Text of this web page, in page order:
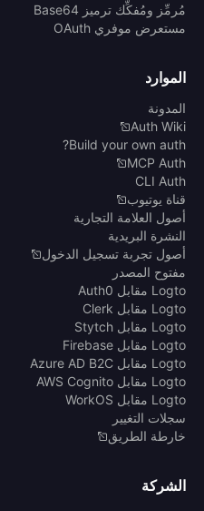
مُرمِّز ومُفكِّك ترميز Base64
مستعرض موفري OAuth
الموارد
المدونة
Auth Wiki
Build your own auth?
MCP Auth
CLI Auth
قناة يوتيوب
أصول العلامة التجارية
النشرة البريدية
أصول تجربة تسجيل الدخول
مفتوح المصدر
Logto مقابل Auth0
Logto مقابل Clerk
Logto مقابل Stytch
Logto مقابل Firebase
Logto مقابل Azure AD B2C
Logto مقابل AWS Cognito
Logto مقابل WorkOS
سجلات التغيير
خارطة الطريق
الشركة